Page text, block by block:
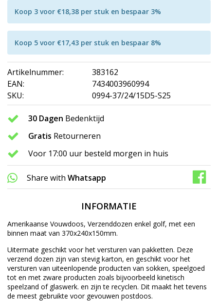
Koop 3 voor €18,38 per stuk en bespaar 3%
Koop 5 voor €17,43 per stuk en bespaar 8%
Artikelnummer:
383162
EAN:
7434003960994
SKU:
0994-37/24/15D5-S25
30 Dagen Bedenktijd
Gratis Retourneren
Voor 17:00 uur besteld morgen in huis
Share with Whatsapp
INFORMATIE
Amerikaanse Vouwdoos, Verzenddozen enkel golf, met een
binnen maat van 370x240x150mm.
Uitermate geschikt voor het versturen van pakketten. Deze
verzend dozen zijn van stevig karton, en geschikt voor het
versturen van uiteenlopende producten van sokken, speelgoed
tot en met zware producten zoals bijvoorbeeld kinetisch
speelzand of glaswerk. en zijn te recyclen. Dit maakt het tevens
de meest gebruikte voor gevouwen postdoos.